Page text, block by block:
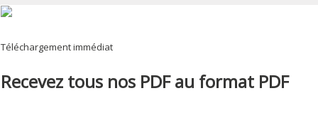
Téléchargement immédiat
Recevez tous nos PDF au format PDF